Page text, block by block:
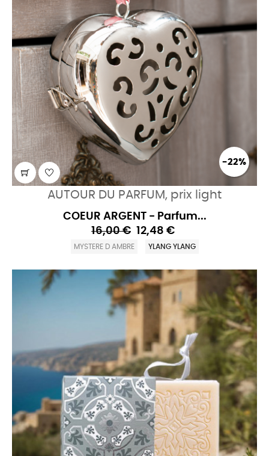
-22%
AUTOUR DU PARFUM, prix light
COEUR ARGENT - Parfum...
16,00 € 12,48 €
MYSTERE D AMBRE YLANG YLANG